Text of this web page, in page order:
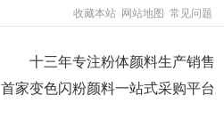
收藏本站 网站地图 常见问题
十三年专注粉体颜料生产销售
首家变色闪粉颜料一站式采购平台